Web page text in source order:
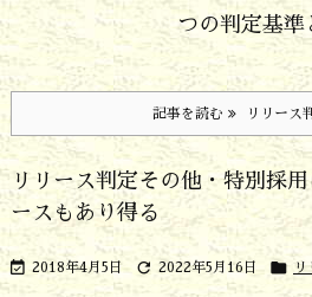
つの判定基準
記事を読む リリース
リリース判定その他・特別採
ースもあり得る
 2018年4月5日  2022年5月16日 